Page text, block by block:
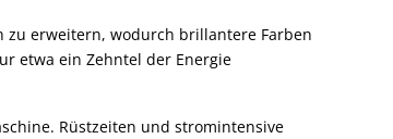
zu erweitern, wodurch brillantere Farben
etwa ein Zehntel der Energie
Rüstzeiten und stromintensive